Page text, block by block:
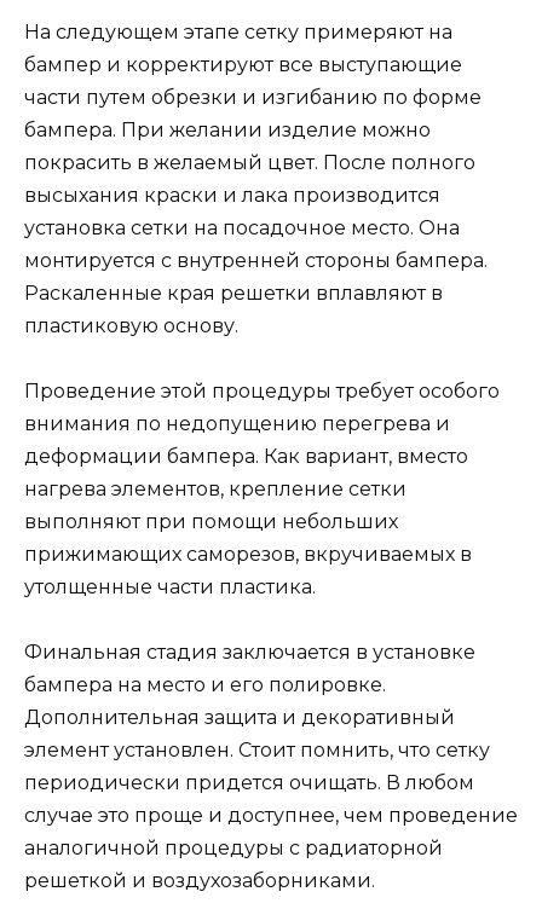
На следующем этапе сетку примеряют на
бампер и корректируют все выступающие
части путем обрезки и изгибанию по форме
бампера. При желании изделие можно
покрасить в желаемый цвет. После полного
высыхания краски и лака производится
установка сетки на посадочное место. Она
монтируется с внутренней стороны бампера.
Раскаленные края решетки вплавляют в
пластиковую основу.
Проведение этой процедуры требует особого
внимания по недопущению перегрева и
деформации бампера. Как вариант, вместо
нагрева элементов, крепление сетки
выполняют при помощи небольших
прижимающих саморезов, вкручиваемых в
утолщенные части пластика.
Финальная стадия заключается в установке
бампера на место и его полировке.
Дополнительная защита и декоративный
элемент установлен. Стоит помнить, что сетку
периодически придется очищать. В любом
случае это проще и доступнее, чем проведение
аналогичной процедуры с радиаторной
решеткой и воздухозаборниками.